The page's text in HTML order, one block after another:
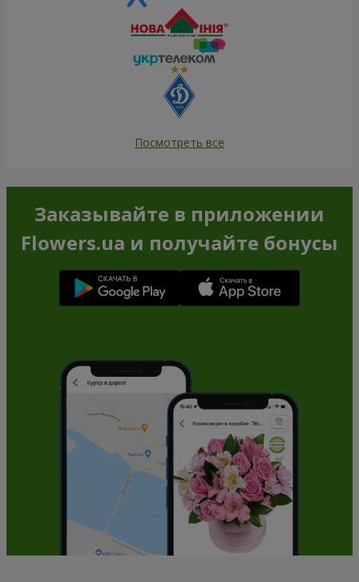
Посмотреть все
Заказывайте в приложении
Flowers.ua и получайте бонусы